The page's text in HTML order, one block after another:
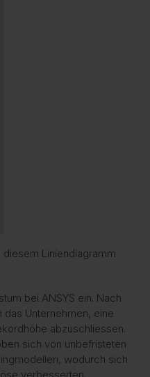
Liniendiagramm
bei ANSYS ein. Nach
Unternehmen, eine
abzuschliessen.
sich von unbefristeten
wodurch sich